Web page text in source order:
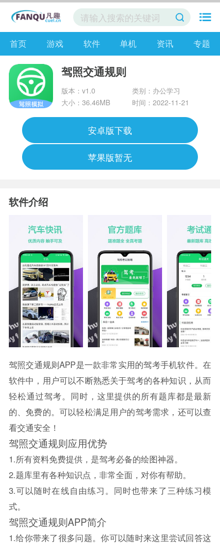
首页 游戏 软件 单机 资讯 专题
驾照交通规则
版本：v1.0
类别：办公学习
大小：36.46MB
时间：2022-11-21
安卓版下载
苹果版暂无
软件介绍
驾照交通规则APP是一款非常实用的驾考手机软件。在
软件中，用户可以不断熟悉关于驾考的各种知识，从而
轻松通过驾考。同时，这里提供的所有题库都是最新
的、免费的。可以轻松满足用户的驾考需求，还可以查
看交通安全！
驾照交通规则应用优势
1.所有资料免费提供，是驾考必备的绘图神器。
2.题库里有各种知识点，非常全面，对你有帮助。
3.可以随时在线自由练习。同时也带来了三种练习模
式。
驾照交通规则APP简介
1.给你带来了很多问题。你可以随时来这里尝试回答这